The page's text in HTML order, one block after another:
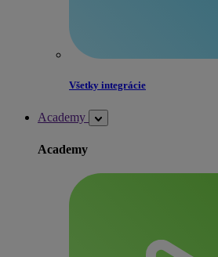
Všetky integrácie
Academy
Academy